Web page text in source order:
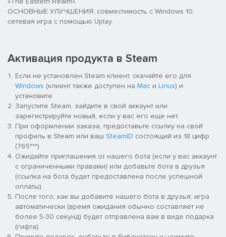
ОСНОВНЫЕ УЛУЧШЕНИЯ: совместимость с Windows 10,
сетевая игра с помощью Uplay.
Активация продукта в Steam
Если не установлен Steam клиент, скачайте его для
Windows (клиент также доступен на Mac и Linux) и
установите.
Запустите Steam, зайдите в свой аккаунт или
зарегистрируйте новый, если у вас его еще нет.
При оформлении заказа, предоставьте ссылку на свой
профиль в Steam или ваш SteamID состоящий из 18 цифр
(765***).
Ожидайте приглашения от нашего бота (если у вас аккаунт
с ограниченными правами) или добавьте бота в друзья
(ссылка на бота будет предоставлена после успешной
оплаты).
После того, как вы добавите нашего бота в друзья, игра
автоматически (время ожидания обычно составляет не
более 5-30 секунд) будет отправлена вам в виде подарка
(гифта).